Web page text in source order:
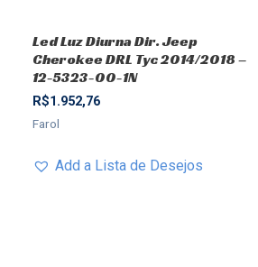
Led Luz Diurna Dir. Jeep
Cherokee DRL Tyc 2014/2018 –
12-5323-00-1N
R$1.952,76
Farol
Add a Lista de Desejos